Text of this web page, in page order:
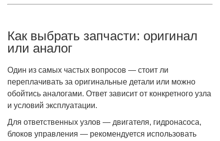
Как выбрать запчасти: оригинал
или аналог
Один из самых частых вопросов — стоит ли
переплачивать за оригинальные детали или можно
обойтись аналогами. Ответ зависит от конкретного узла
и условий эксплуатации.
Для ответственных узлов — двигателя, гидронасоса,
блоков управления — рекомендуется использовать